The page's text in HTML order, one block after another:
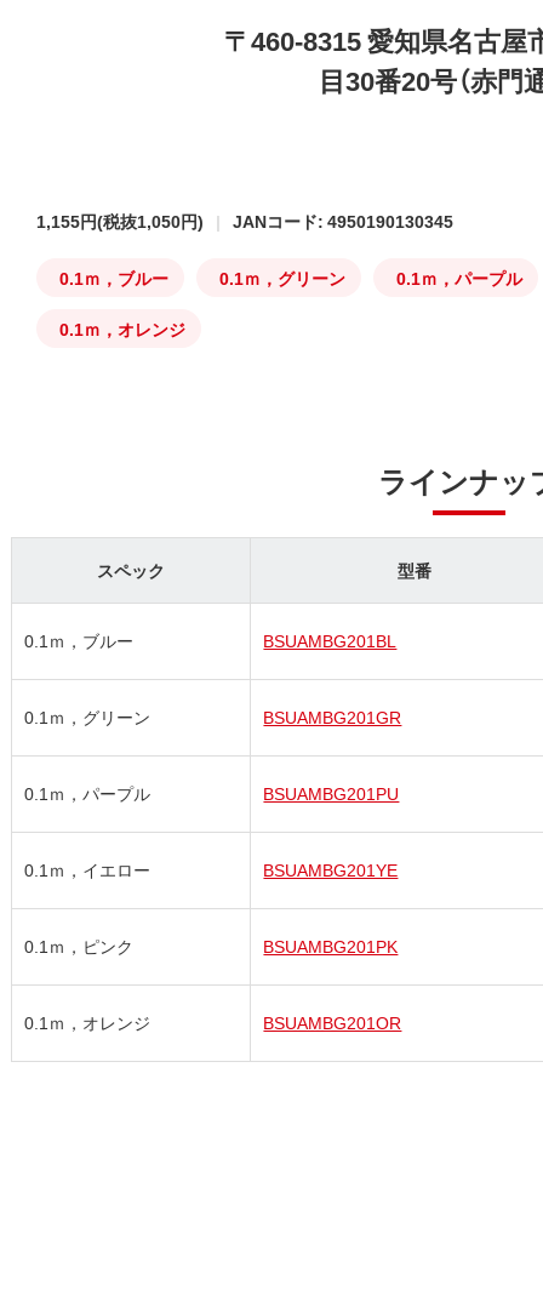
〒460-8315 愛知県名古屋
目30番20号（赤門
1,155円(税抜1,050円) JANコード: 4950190130345
0.1ｍ，ブルー 0.1ｍ，グリーン 0.1ｍ，パープル
0.1ｍ，オレンジ
ラインナッ
スペック 型番
0.1ｍ，ブルー BSUAMBG201BL
0.1ｍ，グリーン BSUAMBG201GR
0.1ｍ，パープル BSUAMBG201PU
0.1ｍ，イエロー BSUAMBG201YE
0.1ｍ，ピンク BSUAMBG201PK
0.1ｍ，オレンジ BSUAMBG201OR